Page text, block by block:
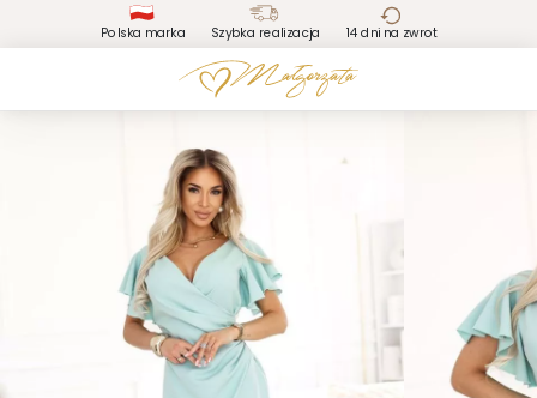
Polska marka Szybka realizacja 14 dni na zwrot